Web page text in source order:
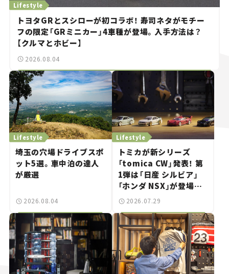
トヨタGRとスシローが初コラボ！ 寿司ネタがモチー
フの限定「GRミニカー」4車種が登場。入手方法は？
【クルマとホビー】
Lifestyle
2026.08.04
埼玉の穴場ドライブスポ
ット5選。車中泊の達人
が厳選
Lifestyle
2026.08.04
トミカが新シリーズ
「tomica CW」発表！ 第
1弾は「日産 シルビア」
「ホンダ NSX」が登場。
世界が注目す
とホビー】
Lifestyle
2026.07.29